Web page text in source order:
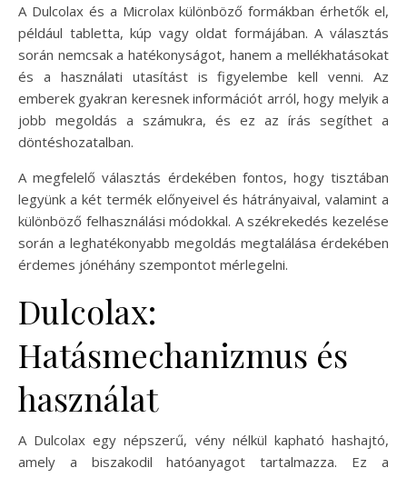
A Dulcolax és a Microlax különböző formákban érhetők el,
például tabletta, kúp vagy oldat formájában. A választás
során nemcsak a hatékonyságot, hanem a mellékhatásokat
és a használati utasítást is figyelembe kell venni. Az
emberek gyakran keresnek információt arról, hogy melyik a
jobb megoldás a számukra, és ez az írás segíthet a
döntéshozatalban.
A megfelelő választás érdekében fontos, hogy tisztában
legyünk a két termék előnyeivel és hátrányaival, valamint a
különböző felhasználási módokkal. A székrekedés kezelése
során a leghatékonyabb megoldás megtalálása érdekében
érdemes jónéhány szempontot mérlegelni.
Dulcolax:
Hatásmechanizmus és
használat
A Dulcolax egy népszerű, vény nélkül kapható hashajtó,
amely a biszakodil hatóanyagot tartalmazza. Ez a